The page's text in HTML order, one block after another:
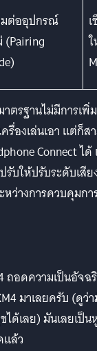
มต่ออุปกรณ์
(Pairing
าตรฐานไม่มีการเ
องเล่นเอา แต่ก็ส
Connect ไ
บให้ปรับระดับเสี
ว่างการควบคุมกา
ถอดความเป็นอัจ
มาเลยครับ (ดูว่
ด้เลย) มันเลยเป็
ล้ว